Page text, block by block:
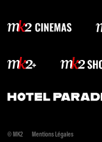
© MK2 Mentions Légales